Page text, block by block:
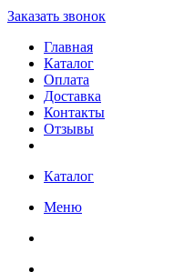
Заказать звонок
Главная
Каталог
Оплата
Доставка
Контакты
Отзывы
Каталог
Меню